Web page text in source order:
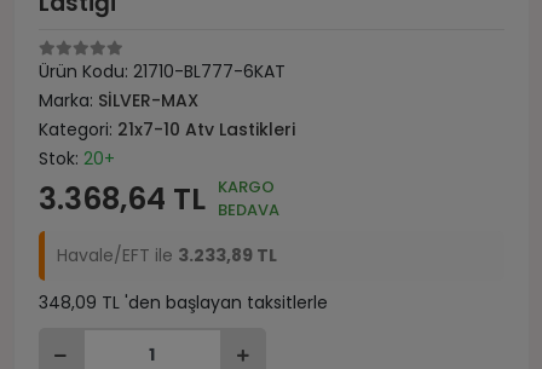
Ürün Kodu: 21710-BL777-6KAT
Marka: SİLVER-MAX
Kategori: 21x7-10 Atv Lastikleri
Stok: 20+
3.368,64 TL KARGO
BEDAVA
Havale/EFT ile 3.233,89 TL
348,09 TL 'den başlayan taksitlerle